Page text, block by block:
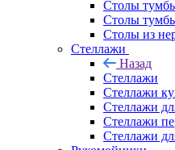
Столы
Столы
Столы из
Стеллажи
Назад
Стеллажи
Стеллажи
Стеллажи
Стеллажи
Стеллажи